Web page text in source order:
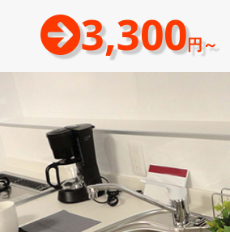
3,300円～